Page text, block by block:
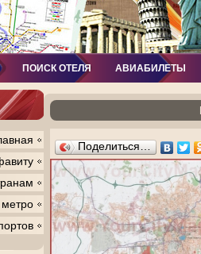
Поделиться…
ПОИСК ОТЕЛЯ АВИАБИЛЕТЫ